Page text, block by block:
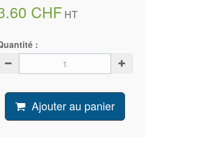
CHF HT
:
Ajouter au panier